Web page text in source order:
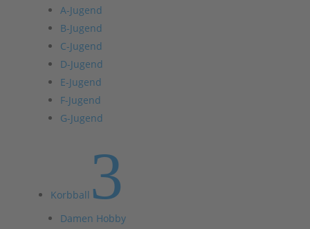
A-Jugend
B-Jugend
C-Jugend
D-Jugend
E-Jugend
F-Jugend
G-Jugend
Korbball 3
Damen Hobby